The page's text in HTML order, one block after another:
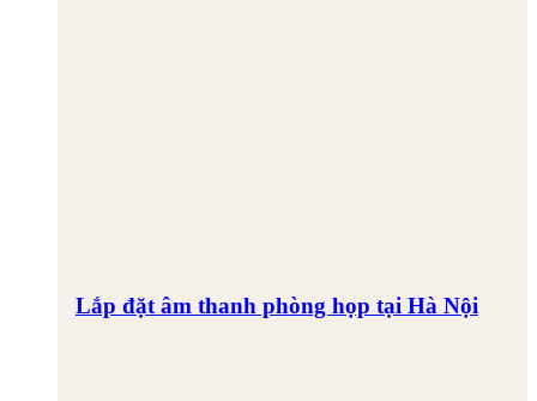
Lắp đặt âm thanh phòng họp tại Hà Nội